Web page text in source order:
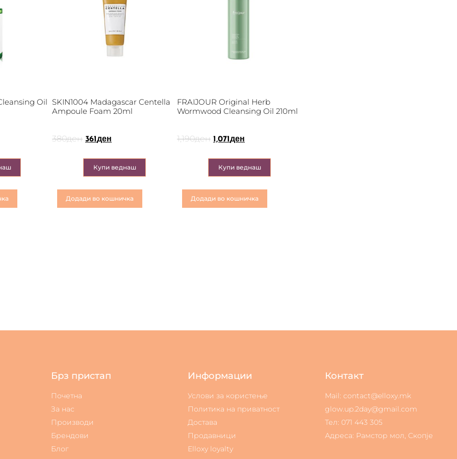
Oil SKIN1004 Madagascar Centella
Ampoule Foam 20ml
380ден 361 ден
Купи веднаш
Додади во кошничка
FRAIJOUR Original Herb
Wormwood Cleansing Oil 210ml
1,190ден 1,071 ден
Купи веднаш
Додади во кошничка
Брз пристап
Почетна
За нас
Производи
Брендови
Блог
Информации
Услови за користење
Политика на приватност
Достава
Продавници
Elloxy loyalty
Контакт
Mail: contact@elloxy.mk
glow.up.2day@gmail.com
Тел: 071 443 305
Адреса: Рамстор мол, Скопје